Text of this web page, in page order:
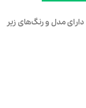
مدل و رنگ‌های زیر